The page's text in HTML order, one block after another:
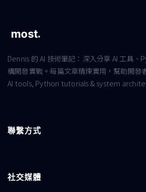
Dennis 的 AI 技術筆記：深入分享 AI 工具
構開發實戰。每篇文章精煉實用，幫助開發
AI tools, Python tutorials & system
聯繫方式
社交媒體